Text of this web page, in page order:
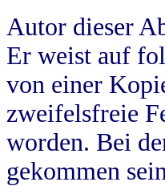
Autor dieser
Er weist auf
von einer
zweifelsfreie
worden. Bei
gekommen